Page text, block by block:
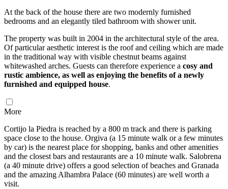
At the back of the house there are two modernly furnished
bedrooms and an elegantly tiled bathroom with shower unit.
The property was built in 2004 in the architectural style of the area.
Of particular aesthetic interest is the roof and ceiling which are made
in the traditional way with visible chestnut beams against
whitewashed arches. Guests can therefore experience a cosy and
rustic ambience, as well as enjoying the benefits of a newly
furnished and equipped house.
More
Cortijo la Piedra is reached by a 800 m track and there is parking
space close to the house. Orgiva (a 15 minute walk or a few minutes
by car) is the nearest place for shopping, banks and other amenities
and the closest bars and restaurants are a 10 minute walk. Salobrena
(a 40 minute drive) offers a good selection of beaches and Granada
and the amazing Alhambra Palace (60 minutes) are well worth a
visit.